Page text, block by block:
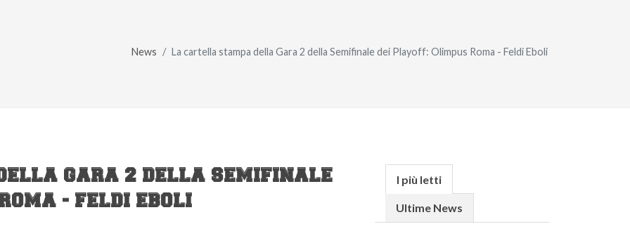
News La cartella stampa della Gara 2 della Semifinale dei Playoff: Olimpus Roma - Feldi Eboli
GARA 2 DELLA SEMIFINALE
- FELDI EBOLI
I più letti
Ultime News